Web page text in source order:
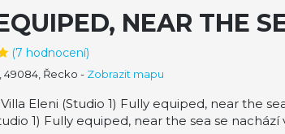
NEAR THE
(7 hodnocení)
49084, Řecko - Zobrazit mapu
Eleni (Studio 1) Fully equiped, near the
1) Fully equiped, near the sea se nachází